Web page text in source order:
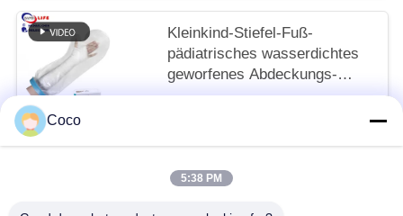
Kleinkind-Stiefel-Fuß-
pädiatrisches wasserdichtes
geworfenes Abdeckungs-
Schutz-Kinderarm-Bein-
VERBINDUNG
Coco
5:38 PM